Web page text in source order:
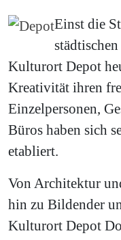
Einst die
Kulturort Depot
Kreativität ihren
Einzelpersonen,
Büros haben sich
etabliert.
Von Architektur
hin zu Bildender
Kulturort Depot